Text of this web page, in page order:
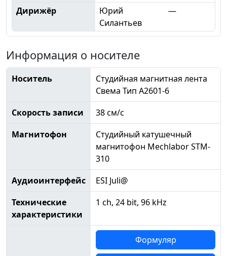
Дирижёр
Юрий
Силантьев
—
Информация о носителе
Носитель
Студийная магнитная лента
Свема Тип А2601-6
Скорость записи
38 см/с
Магнитофон
Студийный катушечный
магнитофон Mechlabor STM-
310
Аудиоинтерфейс
ESI Juli@
Технические
характеристики
1 ch, 24 bit, 96 kHz
Формуляр